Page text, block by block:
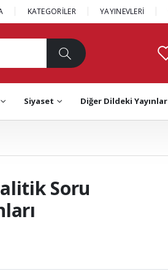
KATEGORİLER YAYINEVLERİ
Siyaset Diğer Dildeki Yayınlar
Soru